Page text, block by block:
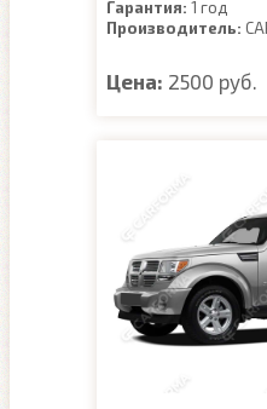
Гарантия: 1 год
Производитель:
Цена: 2500 руб.